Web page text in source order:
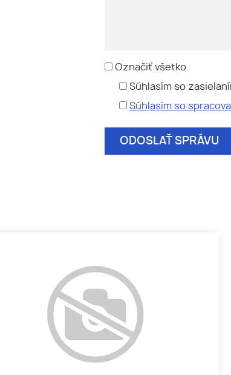
Označiť všetko
Súhlasím so
Súhlasím so